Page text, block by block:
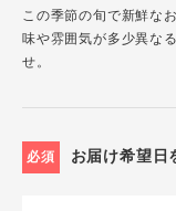
この季節の旬で新鮮な
味や雰囲気が多少異な
せ。
必須 お届け希望日